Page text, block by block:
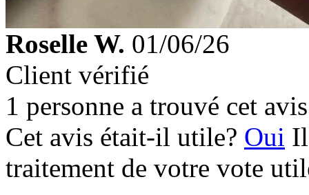
Roselle W. 01/06/26
Client vérifié
1 personne a trouvé cet
Cet avis était-il utile? Oui
traitement de votre vote